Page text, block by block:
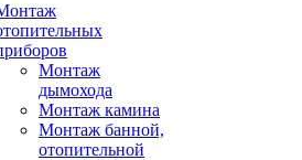
Монтаж
дымохода
Монтаж камина
Монтаж банной,
отопительной